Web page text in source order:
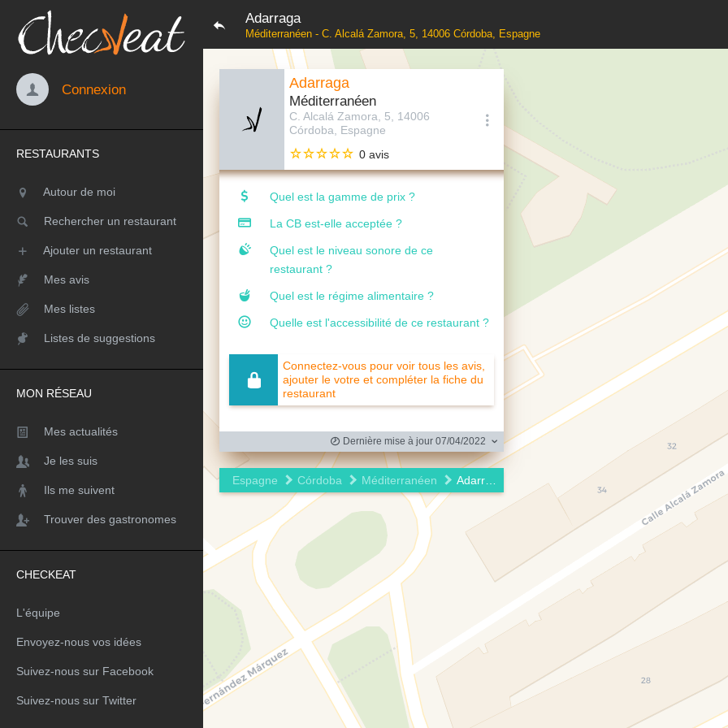
Adarraga
Méditerranéen - C. Alcalá Zamora, 5, 14006 Córdoba, Espagne
Connexion
RESTAURANTS
Autour de moi
Rechercher un restaurant
Ajouter un restaurant
Mes avis
Mes listes
Listes de suggestions
MON RÉSEAU
Mes actualités
Je les suis
Ils me suivent
Trouver des gastronomes
CHECKEAT
L'équipe
Envoyez-nous vos idées
Suivez-nous sur Facebook
Suivez-nous sur Twitter
Adarraga
Méditerranéen
C. Alcalá Zamora, 5, 14006
Córdoba, Espagne
0 avis
Quel est la gamme de prix ?
La CB est-elle acceptée ?
Quel est le niveau sonore de ce
restaurant ?
Quel est le régime alimentaire ?
Quelle est l'accessibilité de ce restaurant ?
Connectez-vous pour voir tous les avis,
ajouter le votre et compléter la fiche du
restaurant
Dernière mise à jour 07/04/2022
Espagne Córdoba Méditerranéen